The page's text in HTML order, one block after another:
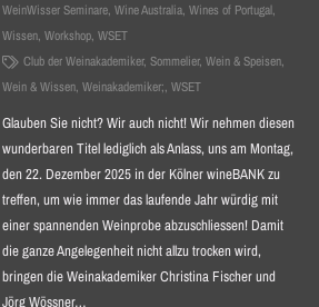
WeinWisser Seminare, Wine Australia, Wines of Portugal,
Wissen, Workshop, WSET
Club der Weinakademiker,Sommelier,Wein & Speisen,
Wein & Wissen, Weinakademiker;, WSET
Glauben Sie nicht? Wir auch nicht! Wir nehmen diesen
wunderbaren Titel lediglich als Anlass, uns am Montag,
den 22. Dezember 2025 in der Kölner wineBANK zu
treffen, um wie immer das laufende Jahr würdig mit
einer spannenden Weinprobe abzuschliessen! Damit
die ganze Angelegenheit nicht allzu trocken wird,
bringen die Weinakademiker Christina Fischer und
Jörg Wössner…